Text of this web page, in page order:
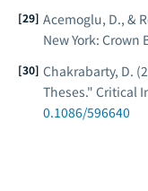
Acemoglu, D., &
New York: Crown
Chakrabarty, D.
Theses." Critical
0.1086/596640